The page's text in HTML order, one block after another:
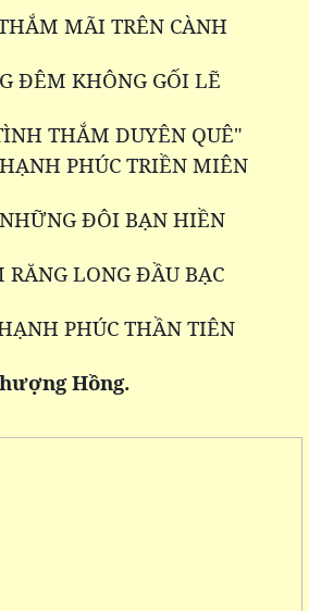
MÃI TRÊN CÀNH
ĐÊM KHÔNG GỐI LẼ
THẮM DUYÊN QUÊ"
PHÚC TRIỀN MIÊN
NHỮNG ĐÔI BẠN HIỀN
RĂNG LONG ĐẦU BẠC
PHÚC THẦN TIÊN
Hồng.